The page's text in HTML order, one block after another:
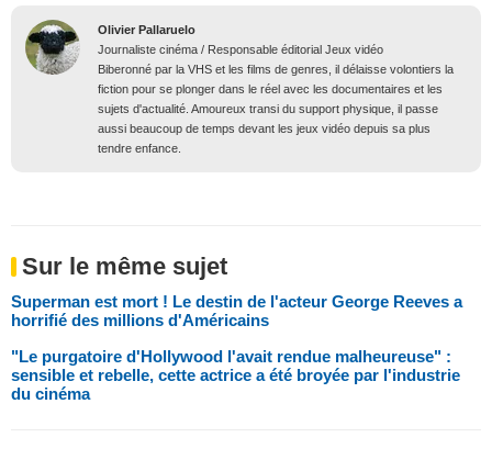
Olivier Pallaruelo
Journaliste cinéma / Responsable éditorial Jeux vidéo
Biberonné par la VHS et les films de genres, il délaisse volontiers la
fiction pour se plonger dans le réel avec les documentaires et les
sujets d'actualité. Amoureux transi du support physique, il passe
aussi beaucoup de temps devant les jeux vidéo depuis sa plus
tendre enfance.
Sur le même sujet
Superman est mort ! Le destin de l'acteur George Reeves a
horrifié des millions d'Américains
"Le purgatoire d'Hollywood l'avait rendue malheureuse" :
sensible et rebelle, cette actrice a été broyée par l'industrie
du cinéma